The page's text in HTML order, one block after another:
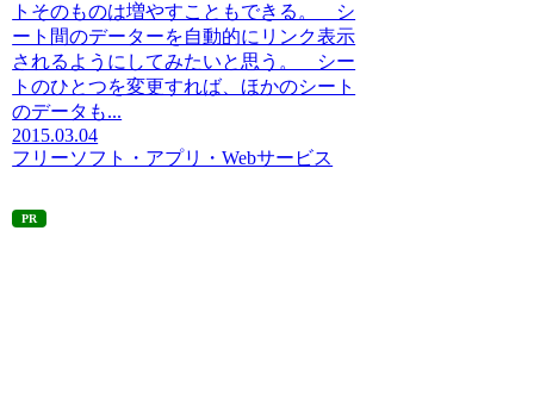
トそのものは増やすこともできる。 シ
ート間のデーターを自動的にリンク表示
されるようにしてみたいと思う。 シー
トのひとつを変更すれば、ほかのシート
のデータも...
2015.03.04
フリーソフト・アプリ・Webサービス
PR